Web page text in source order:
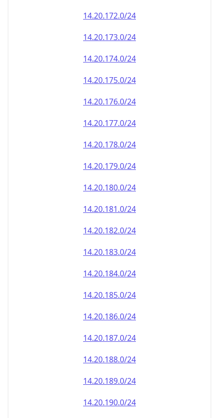
14.20.172.0/24
14.20.173.0/24
14.20.174.0/24
14.20.175.0/24
14.20.176.0/24
14.20.177.0/24
14.20.178.0/24
14.20.179.0/24
14.20.180.0/24
14.20.181.0/24
14.20.182.0/24
14.20.183.0/24
14.20.184.0/24
14.20.185.0/24
14.20.186.0/24
14.20.187.0/24
14.20.188.0/24
14.20.189.0/24
14.20.190.0/24